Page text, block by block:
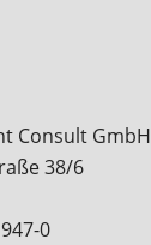
Consult GmbH
38/6
0